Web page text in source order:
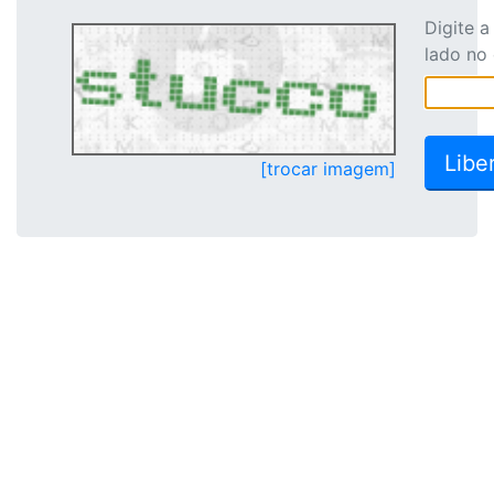
[trocar imagem]
Digite
lado no